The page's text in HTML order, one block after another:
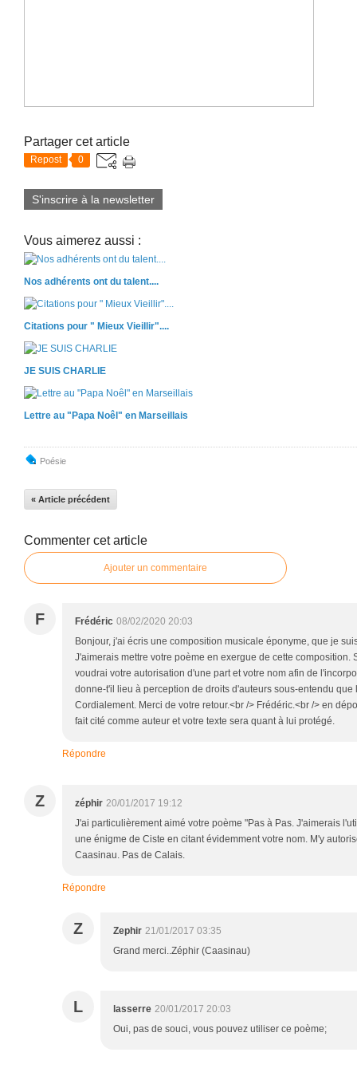
Partager cet article
Repost 0
S'inscrire à la newsletter
Vous aimerez aussi :
Nos adhérents ont du talent....
Citations pour " Mieux Vieillir"....
JE SUIS CHARLIE
Lettre au "Papa Noêl" en Marseillais
Poésie
« Article précédent
Commenter cet article
Ajouter un commentaire
F Frédéric 08/02/2020 20:03
Bonjour, j'ai écris une composition musicale éponyme, que je
J'aimerais mettre votre poème en exergue de cette composition.
voudrai votre autorisation d'une part et votre nom afin de
donne-t'il lieu à perception de droits d'auteurs sous-entendu
Cordialement. Merci de votre retour.<br /> Frédéric.<br /> en
fait cité comme auteur et votre texte sera quant à lui protégé.
Répondre
Z zéphir 20/01/2017 19:12
J'ai particulièrement aimé votre poème "Pas à Pas. J'aimerais
une énigme de Ciste en citant évidemment votre nom. M'y
Caasinau. Pas de Calais.
Répondre
Z Zephir 21/01/2017 03:35
Grand merci..Zéphir (Caasinau)
L lasserre 20/01/2017 20:03
Oui, pas de souci, vous pouvez utiliser ce poème;